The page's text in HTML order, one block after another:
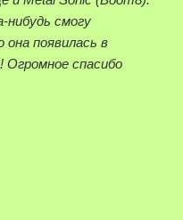
нибудь смогу
появилась в
Огромное спасибо